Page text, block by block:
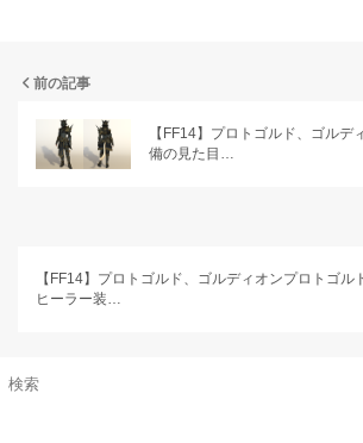
前の記事
【FF14】プロトゴルド、ゴルデ
備の見た目…
【FF14】プロトゴルド、ゴルディオンプロトゴル
ヒーラー装…